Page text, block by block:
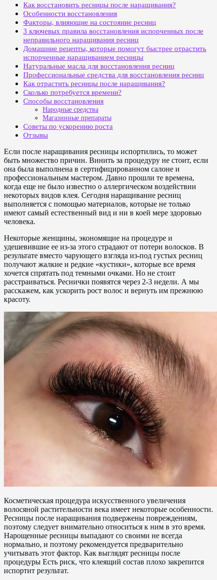
Как восстановить ресницы после наращивания?
Особенности восстановления
Факторы, влияющие на состояние ресниц
3 ключевых правила восстановления испорченных после
неправильного наращивания ресниц
Домашние рецепты, которые помогут быстрее отрастить
испорченные наращиванием ресницы
Натуральные масла для восстановления ресниц
Профессиональные средства для восстановления ресниц
Как отрастить ресницы после наращивания?
Сколько потребуется времени?
Способы восстановления
Народные средства
Магазинные препараты
Советы по ускорению роста
Отзывы
Если после наращивания ресницы испортились, то может
быть множество причин. Винить за процедуру не стоит, если
она была выполнена в сертифицированном салоне и
профессиональным мастером. Давно прошли те времена,
когда еще не было известно о аллергическом воздействии
некоторых видов клея. Сегодня наращивание ресниц
выполняется с помощью материалов, которые не только
имеют самый естественный вид и ни в коей мере здоровью
человека.
Некоторые женщины, экономящие на процедуре и
удешевившие ее из-за этого страдают от потери волосков. В
результате вместо чарующего взгляда из-под густых ресниц
получают жалкие и редкие «кустики», которые все время
хочется спрятать под темными очками. Но не стоит
расстраиваться. Реснички появятся через 2-3 недели. А мы
расскажем, как ускорить рост волос и вернуть им прежнюю
красоту.
Косметическая процедура искусственного увеличения
волосяной растительности века имеет некоторые особенности.
Ресницы после наращивания подвержены повреждениям,
поэтому следует внимательно относиться к ним в это время.
Нарощенные ресницы выпадают со своими не всегда
нормально, и поэтому рекомендуется предварительно
учитывать этот фактор. Как выглядят ресницы после
процедуры Есть риск, что клеящий состав плохо закрепится
испортит результат.